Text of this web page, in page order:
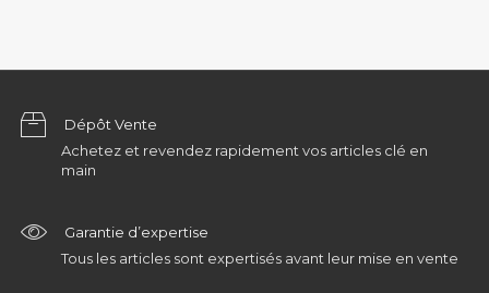
Dépôt Vente
Achetez et revendez rapidement vos articles clé en
main
Garantie d’expertise
Tous les articles sont expertisés avant leur mise en vente